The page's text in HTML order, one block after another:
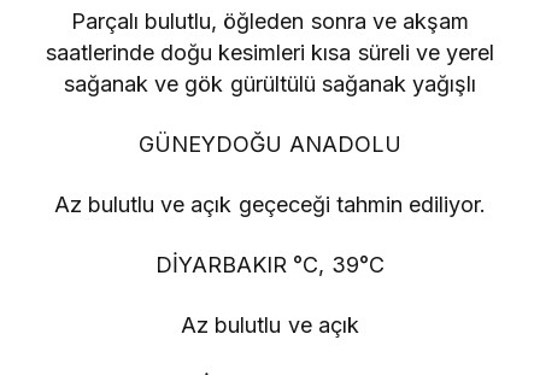
Parçalı bulutlu, öğleden sonra ve akşam
saatlerinde doğu kesimleri kısa süreli ve yerel
sağanak ve gök gürültülü sağanak yağışlı
GÜNEYDOĞU ANADOLU
Az bulutlu ve açık geçeceği tahmin ediliyor.
DİYARBAKIR °C, 39°C
Az bulutlu ve açık